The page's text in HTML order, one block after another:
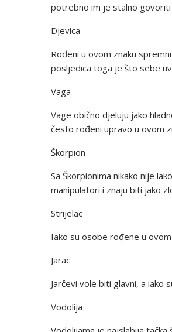
potrebno im je stalno govoriti
Djevica
Rođeni u ovom znaku
posljedica toga je što sebe
Vaga
Vage obično djeluju jako
često rođeni upravo u ovom
Škorpion
Sa Škorpionima nikako nije
manipulatori i znaju biti jako
Strijelac
Iako su osobe rođene u
Jarac
Jarčevi vole biti glavni, a iako
Vodolija